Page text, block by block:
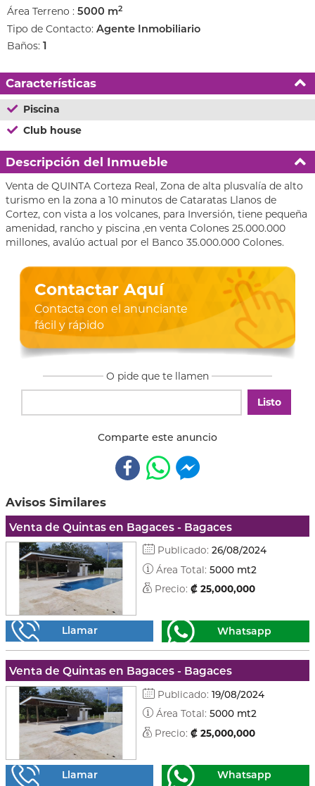
Área Terreno : 5000 m2
Tipo de Contacto: Agente Inmobiliario
Baños: 1
Características
Piscina
Club house
Descripción del Inmueble
Venta de QUINTA Corteza Real, Zona de alta plusvalía de alto
turismo en la zona a 10 minutos de Cataratas Llanos de
Cortez, con vista a los volcanes, para Inversión, tiene pequeña
amenidad, rancho y piscina ,en venta Colones 25.000.000
millones, avalúo actual por el Banco 35.000.000 Colones.
Contactar Aquí
Contacta con el anunciante
fácil y rápido
O pide que te llamen
Listo
Comparte este anuncio
Avisos Similares
Venta de Quintas en Bagaces - Bagaces
Publicado: 26/08/2024
Área Total: 5000 mt2
Precio: ₡ 25,000,000
Llamar Whatsapp
Venta de Quintas en Bagaces - Bagaces
Publicado: 19/08/2024
Área Total: 5000 mt2
Precio: ₡ 25,000,000
Llamar Whatsapp